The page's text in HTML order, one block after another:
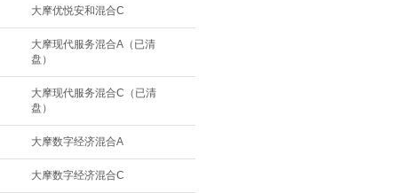
大摩优悦安和混合C
大摩现代服务混合A（已清
盘）
大摩现代服务混合C（已清
盘）
大摩数字经济混合A
大摩数字经济混合C